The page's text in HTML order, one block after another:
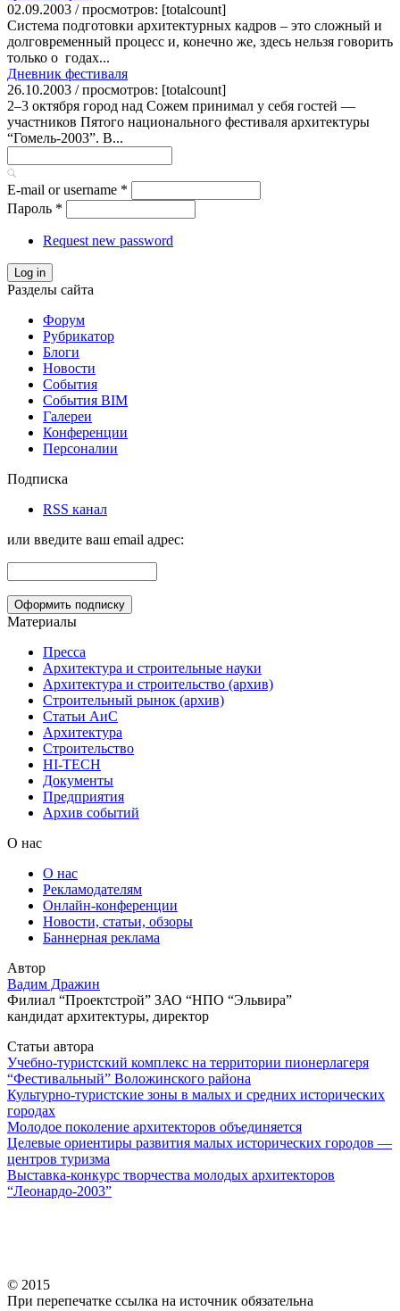
02.09.2003 / просмотров: [totalcount]
Система подготовки архитектурных кадров – это сложный и
долговременный процесс и, конечно же, здесь нельзя говорить
только о годах...
Дневник фестиваля
26.10.2003 / просмотров: [totalcount]
2–3 октября город над Сожем принимал у себя гостей —
участников Пятого национального фестиваля архитектуры
“Гомель-2003”. В...
E-mail or username *
Пароль *
Request new password
Log in
Разделы сайта
Форум
Рубрикатор
Блоги
Новости
События
События BIM
Галереи
Конференции
Персоналии
Подписка
RSS канал
или введите ваш email адрес:
Материалы
Пресса
Архитектура и строительные науки
Архитектура и строительство (архив)
Строительный рынок (архив)
Статьи АиС
Архитектура
Строительство
HI-TECH
Документы
Предприятия
Архив событий
О нас
О нас
Рекламодателям
Онлайн-конференции
Новости, статьи, обзоры
Баннерная реклама
Автор
Вадим Дражин
Филиал “Проектстрой” ЗАО “НПО “Эльвира”
кандидат архитектуры, директор
Статьи автора
Учебно-туристский комплекс на территории пионерлагеря
“Фестивальный” Воложинского района
Культурно-туристские зоны в малых и средних исторических
городах
Молодое поколение архитекторов объединяется
Целевые ориентиры развития малых исторических городов —
центров туризма
Выставка-конкурс творчества молодых архитекторов
“Леонардо-2003”
© 2015
При перепечатке ссылка на источник обязательна